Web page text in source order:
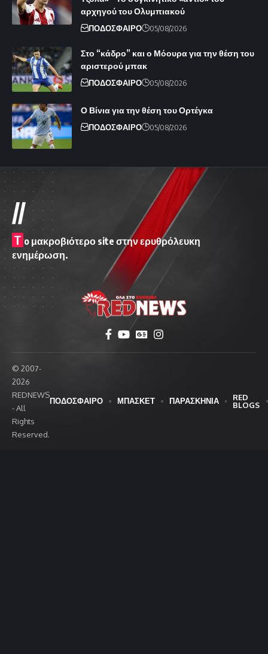
αρχηγού του Ολυμπιακού
ΠΟΔΟΣΦΑΙΡΟ 05/08/2026
Στο “κάδρο” και ο Μόουρα για την θέση του
αριστερού μπακ
ΠΟΔΟΣΦΑΙΡΟ 05/08/2026
Ο Βίνια για την θέση του Ορτέγκα
ΠΟΔΟΣΦΑΙΡΟ 05/08/2026
//
T o μακροβιότερο site στην ερυθρόλευκη
ενημέρωση.
© 2007-
2026
REDNEWS
- All
Rights
Reserved.
ΠΟΔΟΣΦΑΙΡΟ ΜΠΑΣΚΕΤ ΠΑΡΑΣΚΗΝΙΑ
RED
BLOGS